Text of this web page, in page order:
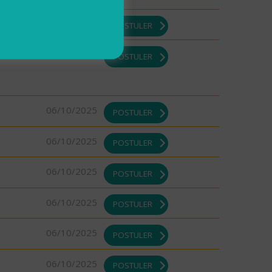
POSTULER
POSTULER
06/10/2025 POSTULER
06/10/2025 POSTULER
06/10/2025 POSTULER
06/10/2025 POSTULER
06/10/2025 POSTULER
06/10/2025 POSTULER